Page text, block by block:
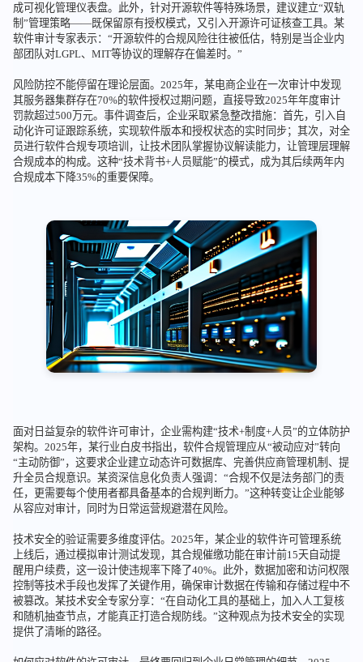
成可视化管理仪表盘。此外，针对开源软件等特殊场景，建议建立“双轨
制”管理策略——既保留原有授权模式，又引入开源许可证核查工具。某
软件审计专家表示：“开源软件的合规风险往往被低估，特别是当企业内
部团队对LGPL、MIT等协议的理解存在偏差时。”
风险防控不能停留在理论层面。2025年，某电商企业在一次审计中发现
其服务器集群存在70%的软件授权过期问题，直接导致2025年年度审计
罚款超过500万元。事件调查后，企业采取紧急整改措施：首先，引入自
动化许可证跟踪系统，实现软件版本和授权状态的实时同步；其次，对全
员进行软件合规专项培训，让技术团队掌握协议解读能力，让管理层理解
合规成本的构成。这种“技术背书+人员赋能”的模式，成为其后续两年内
合规成本下降35%的重要保障。
面对日益复杂的软件许可审计，企业需构建“技术+制度+人员”的立体防护
架构。2025年，某行业白皮书指出，软件合规管理应从“被动应对”转向
“主动防御”，这要求企业建立动态许可数据库、完善供应商管理机制、提
升全员合规意识。某资深信息化负责人强调：“合规不仅是法务部门的责
任，更需要每个使用者都具备基本的合规判断力。”这种转变让企业能够
从容应对审计，同时为日常运营规避潜在风险。
技术安全的验证需要多维度评估。2025年，某企业的软件许可管理系统
上线后，通过模拟审计测试发现，其合规催缴功能在审计前15天自动提
醒用户续费，这一设计使违规率下降了40%。此外，数据加密和访问权限
控制等技术手段也发挥了关键作用，确保审计数据在传输和存储过程中不
被篡改。某技术安全专家分享：“在自动化工具的基础上，加入人工复核
和随机抽查节点，才能真正打造合规防线。”这种观点为技术安全的实现
提供了清晰的路径。